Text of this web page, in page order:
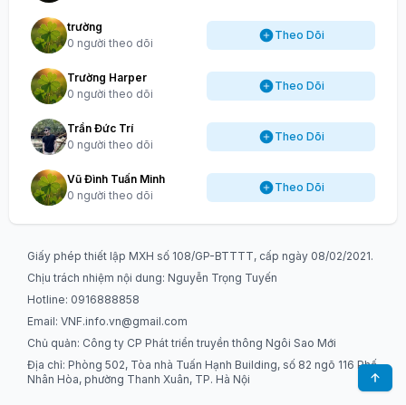
trường
0 người theo dõi
Theo Dõi
Trường Harper
0 người theo dõi
Theo Dõi
Trần Đức Trí
0 người theo dõi
Theo Dõi
Vũ Đình Tuấn Minh
0 người theo dõi
Theo Dõi
Giấy phép thiết lập MXH số 108/GP-BTTTT, cấp ngày 08/02/2021.
Chịu trách nhiệm nội dung: Nguyễn Trọng Tuyến
Hotline: 0916888858
Email: VNF.info.vn@gmail.com
Chủ quản: Công ty CP Phát triển truyền thông Ngôi Sao Mới
Địa chỉ: Phòng 502, Tòa nhà Tuấn Hạnh Building, số 82 ngõ 116 Phố
Nhân Hòa, phường Thanh Xuân, TP. Hà Nội